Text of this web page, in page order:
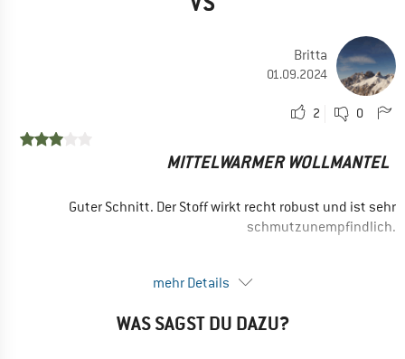
Ja, ich würde das Produkt einem Freund empfehlen
Britta
01.09.2024
2 0
MITTELWARMER WOLLMANTEL
Guter Schnitt. Der Stoff wirkt recht robust und ist sehr
schmutzunempfindlich.
Im Alltag auf dem Rad stets mit Windstopper zu kombinieren.
Auf dem Fahrrad bleibt die hintere Kante regelmäßig am Sattel
mehr Details
WAS SAGST DU DAZU?